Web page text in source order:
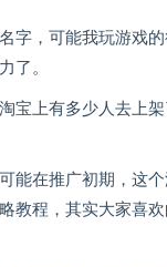
字，可能我玩游戏
了。
宝上有多少人去上
能在推广初期，这
教程，其实大家喜